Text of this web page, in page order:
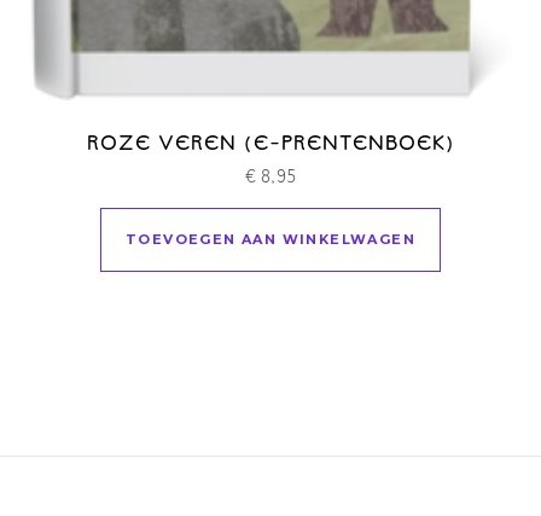
ROZE VEREN (E-PRENTENBOEK)
€ 8,95
TOEVOEGEN AAN WINKELWAGEN